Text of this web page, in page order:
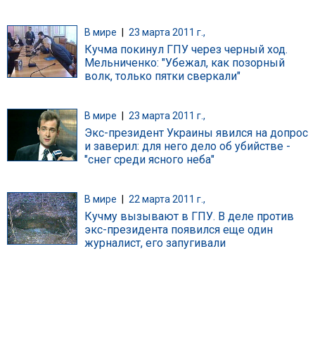
В мире 23 марта 2011 г.,
Кучма покинул ГПУ через черный ход.
Мельниченко: "Убежал, как позорный
волк, только пятки сверкали"
В мире 23 марта 2011 г.,
Экс-президент Украины явился на допрос
и заверил: для него дело об убийстве -
"снег среди ясного неба"
В мире 22 марта 2011 г.,
Кучму вызывают в ГПУ. В деле против
экс-президента появился еще один
журналист, его запугивали